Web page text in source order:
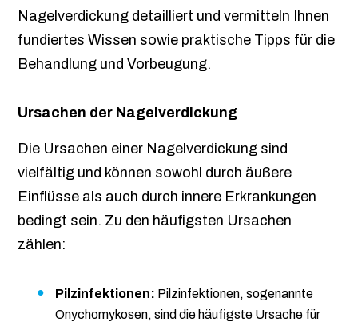
Nagelverdickung detailliert und vermitteln Ihnen
fundiertes Wissen sowie praktische Tipps für die
Behandlung und Vorbeugung.
Ursachen der Nagelverdickung
Die Ursachen einer Nagelverdickung sind
vielfältig und können sowohl durch äußere
Einflüsse als auch durch innere Erkrankungen
bedingt sein. Zu den häufigsten Ursachen
zählen:
Pilzinfektionen: Pilzinfektionen, sogenannte
Onychomykosen, sind die häufigste Ursache für